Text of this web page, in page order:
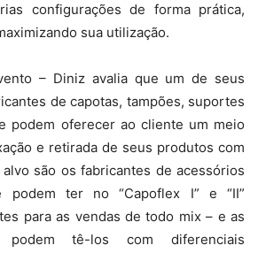
configurações de forma prática,
sua utilização.
– Diniz avalia que um de seus
de capotas, tampões, suportes
podem oferecer ao cliente um meio
e retirada de seus produtos com
são os fabricantes de acessórios
podem ter no “Capoflex I” e “II”
para as vendas de todo mix – e as
podem tê-los com diferenciais